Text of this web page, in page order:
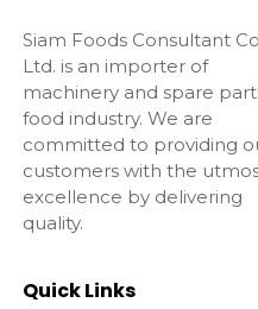
Siam Foods Consultant
Ltd. is an importer of
machinery and spare
food industry. We are
committed to providing
customers with the
excellence by delivering
quality.
Quick Links